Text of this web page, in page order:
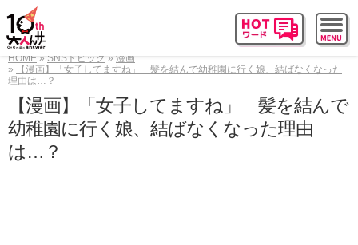
HOME SNSトピック
漫画
【漫画】「女子してますね」 髪を結んで幼稚園に行く娘、結ばなくなった
理由は…？
【漫画】「女子してますね」 髪を結んで
幼稚園に行く娘、結ばなくなった理由
は…？